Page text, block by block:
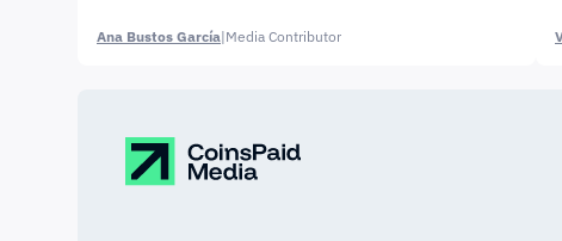
Ana Bustos García|Media Contributor